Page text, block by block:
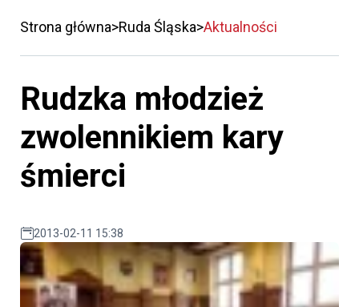
Strona główna Ruda Śląska Aktualności
Rudzka młodzież
zwolennikiem kary
śmierci
2013-02-11 15:38